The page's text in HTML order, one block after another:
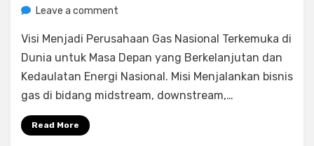
byRediyus Putra
Leave a comment
PT
Perusahaan
Gas
(Sektor
Visi Menjadi Perusahaan Gas Nasional Terkemuka di
Dunia untuk Masa Depan yang Berkelanjutan dan
Kedaulatan Energi Nasional. Misi Menjalankan bisnis
gas di bidang midstream, downstream,…
Read More